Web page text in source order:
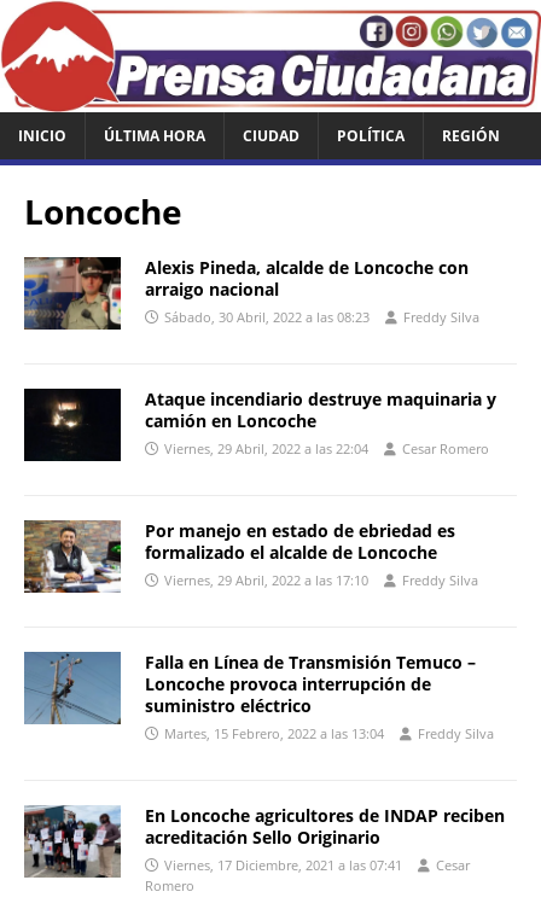
INICIO ÚLTIMA HORA CIUDAD POLÍTICA REGIÓN
Loncoche
Alexis Pineda, alcalde de Loncoche con
arraigo nacional
Sábado, 30 Abril, 2022 a las 08:23 Freddy Silva
Ataque incendiario destruye maquinaria y
camión en Loncoche
Viernes, 29 Abril, 2022 a las 22:04 Cesar Romero
Por manejo en estado de ebriedad es
formalizado el alcalde de Loncoche
Viernes, 29 Abril, 2022 a las 17:10 Freddy Silva
Falla en Línea de Transmisión Temuco –
Loncoche provoca interrupción de
suministro eléctrico
Martes, 15 Febrero, 2022 a las 13:04 Freddy Silva
En Loncoche agricultores de INDAP reciben
acreditación Sello Originario
Viernes, 17 Diciembre, 2021 a las 07:41
Cesar
Romero